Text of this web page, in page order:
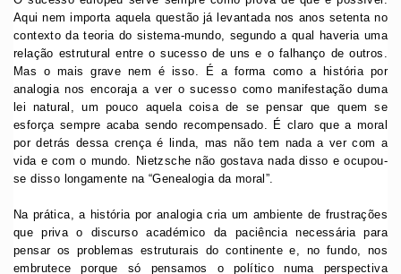
Aqui nem importa aquela questão já levantada nos anos setenta no
contexto da teoria do sistema-mundo, segundo a qual haveria uma
relação estrutural entre o sucesso de uns e o falhanço de outros.
Mas o mais grave nem é isso. É a forma como a história por
analogia nos encoraja a ver o sucesso como manifestação duma
lei natural, um pouco aquela coisa de se pensar que quem se
esforça sempre acaba sendo recompensado. É claro que a moral
por detrás dessa crença é linda, mas não tem nada a ver com a
vida e com o mundo. Nietzsche não gostava nada disso e ocupou-
se disso longamente na “Genealogia da moral”.
Na prática, a história por analogia cria um ambiente de frustrações
que priva o discurso académico da paciência necessária para
pensar os problemas estruturais do continente e, no fundo, nos
embrutece porque só pensamos o político numa perspectiva